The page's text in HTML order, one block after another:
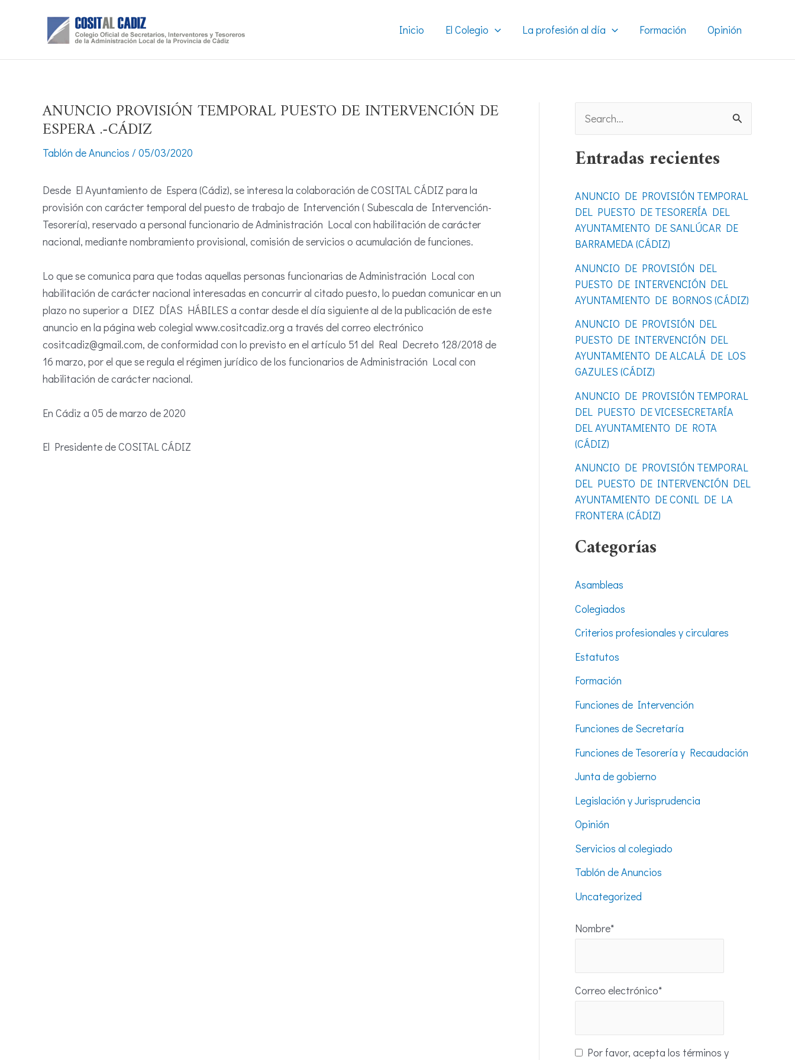
Inicio El Colegio La profesión al día Formación Opinión
ANUNCIO PROVISIÓN TEMPORAL PUESTO DE INTERVENCIÓN DE
ESPERA .-CÁDIZ
Tablón de Anuncios / 05/03/2020
Desde El Ayuntamiento de Espera (Cádiz), se interesa la colaboración de COSITAL CÁDIZ para la
provisión con carácter temporal del puesto de trabajo de Intervención ( Subescala de Intervención-
Tesorería), reservado a personal funcionario de Administración Local con habilitación de carácter
nacional, mediante nombramiento provisional, comisión de servicios o acumulación de funciones.
Lo que se comunica para que todas aquellas personas funcionarias de Administración Local con
habilitación de carácter nacional interesadas en concurrir al citado puesto, lo puedan comunicar en un
plazo no superior a DIEZ DÍAS HÁBILES a contar desde el día siguiente al de la publicación de este
anuncio en la página web colegial www.cositcadiz.org a través del correo electrónico
cositcadiz@gmail.com, de conformidad con lo previsto en el artículo 51 del Real Decreto 128/2018 de
16 marzo, por el que se regula el régimen jurídico de los funcionarios de Administración Local con
habilitación de carácter nacional.
En Cádiz a 05 de marzo de 2020
El Presidente de COSITAL CÁDIZ
s
a
r
p
o
r
Entradas recientes
ANUNCIO DE PROVISIÓN TEMPORAL
DEL PUESTO DE TESORERÍA DEL
AYUNTAMIENTO DE SANLÚCAR DE
BARRAMEDA (CÁDIZ)
ANUNCIO DE PROVISIÓN DEL
PUESTO DE INTERVENCIÓN DEL
AYUNTAMIENTO DE BORNOS (CÁDIZ)
ANUNCIO DE PROVISIÓN DEL
PUESTO DE INTERVENCIÓN DEL
AYUNTAMIENTO DE ALCALÁ DE LOS
GAZULES (CÁDIZ)
ANUNCIO DE PROVISIÓN TEMPORAL
DEL PUESTO DE VICESECRETARÍA
DEL AYUNTAMIENTO DE ROTA
(CÁDIZ)
ANUNCIO DE PROVISIÓN TEMPORAL
DEL PUESTO DE INTERVENCIÓN DEL
AYUNTAMIENTO DE CONIL DE LA
FRONTERA (CÁDIZ)
Categorías
Asambleas
Colegiados
Criterios profesionales y circulares
Estatutos
Formación
Funciones de Intervención
Funciones de Secretaría
Funciones de Tesorería y Recaudación
Junta de gobierno
Legislación y Jurisprudencia
Opinión
Servicios al colegiado
Tablón de Anuncios
Uncategorized
Nombre*
Correo electrónico*
Por favor, acepta los términos y